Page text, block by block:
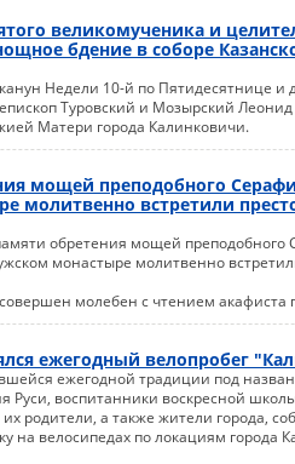
великомученика и
бдение в соборе
Недели 10-й по Пятидесятнице и
Туровский и Мозырский
Матери города Калинковичи.
мощей преподобного
молитвенно встретили
обретения мощей
монастыре молитвенно
молебен с чтением
ежегодный велопробег
ежегодной традиции под
воспитанники воскресной
родители, а также жители города,
на велосипедах по локациям города